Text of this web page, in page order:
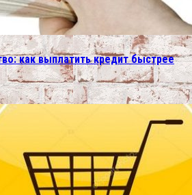
как выплатить кредит быстрее